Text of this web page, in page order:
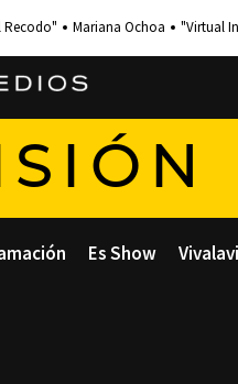
Recodo" Mariana Ochoa "Virtual
Es Show